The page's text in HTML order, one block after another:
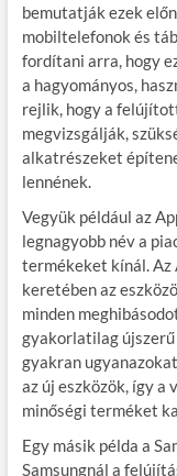
bemutatják ezek
mobiltelefonok és
fordítani arra, hogy
a hagyományos,
rejlik, hogy a
megvizsgálják,
alkatrészeket
lennének.
Vegyük például az
legnagyobb név a
termékeket kínál. Az
keretében az
minden
gyakorlatilag
gyakran
az új eszközök, így a
minőségi terméket
Egy másik példa a
Samsungnál a